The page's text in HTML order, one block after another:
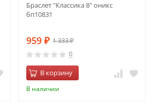
Браслет "Классика 8" оникс
бп10831
959 ₽ 1 333₽
0
В корзину
В наличии